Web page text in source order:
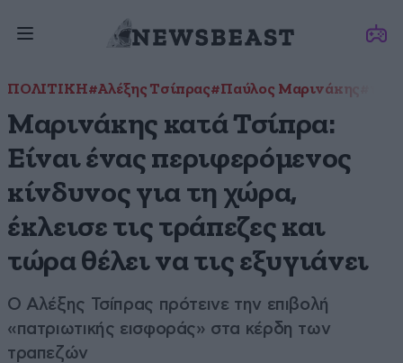
ΠΟΛΙΤΙΚΗ#Αλέξης Τσίπρας#Παύλος Μαρινάκης
Μαρινάκης κατά Τσίπρα:
Είναι ένας περιφερόμενος
κίνδυνος για τη χώρα,
έκλεισε τις τράπεζες και
τώρα θέλει να τις εξυγιάνει
Ο Αλέξης Τσίπρας πρότεινε την επιβολή
«πατριωτικής εισφοράς» στα κέρδη των
τραπεζών